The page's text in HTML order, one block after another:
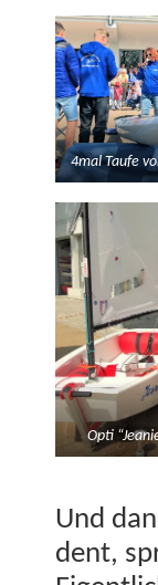
4mal Taufe
Opti
Und
dent,